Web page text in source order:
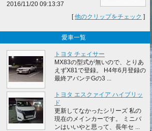
2016/11/20 09:13:37
[他のクリップをチェック ]
愛車一覧
トヨタ チェイサー
MX83の型式が無いので、とりあ
えずX81で登録。 H4年6月登録の
最終アバンテGの3 ...
トヨタ エスクァイア ハイブリッ
ド
更新してなかったシリーズ 私の
現在のメインカーです。 ミニバ
ンはいいやと思って、長年セ ...